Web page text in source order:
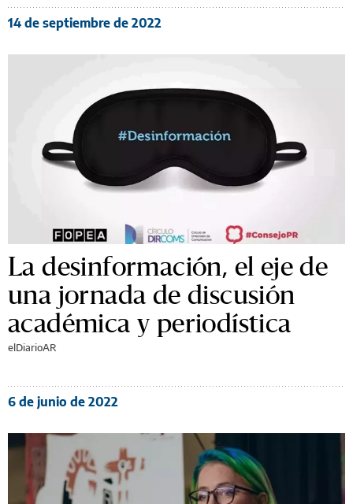
14 de septiembre de 2022
La desinformación, el eje de
una jornada de discusión
académica y periodística
elDiarioAR
6 de junio de 2022